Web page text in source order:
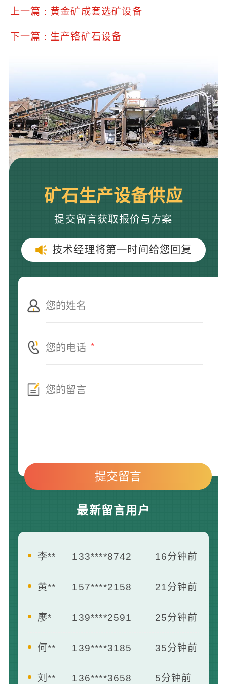
上一篇 : 黄金矿成套选矿设备
下一篇 : 生产铬矿石设备
矿石生产设备供应
提交留言获取报价与方案
技术经理将第一时间给您回复
*
最新留言用户
李** 133****8742 16分钟前
黄** 157****2158 21分钟前
廖* 139****2591 25分钟前
何** 139****3185 35分钟前
刘** 136****3658 5分钟前